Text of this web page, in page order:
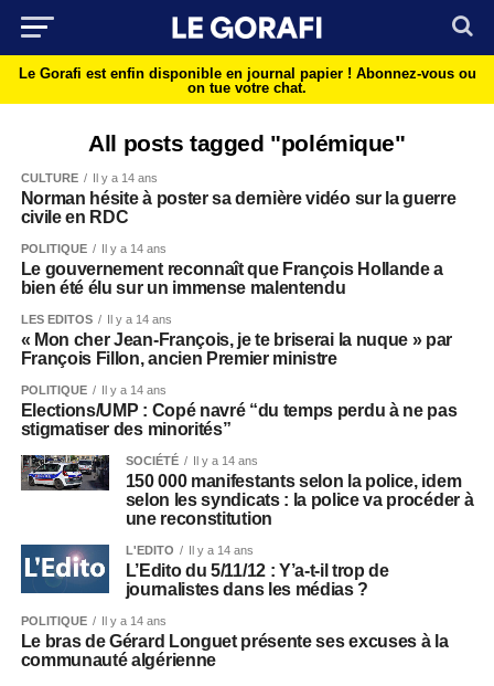
Le Gorafi est enfin disponible en journal papier ! Abonnez-vous ou
on tue votre chat.
All posts tagged "polémique"
CULTURE Il y a 14 ans
Norman hésite à poster sa dernière vidéo sur la guerre
civile en RDC
POLITIQUE Il y a 14 ans
Le gouvernement reconnaît que François Hollande a
bien été élu sur un immense malentendu
LES EDITOS Il y a 14 ans
« Mon cher Jean-François, je te briserai la nuque » par
François Fillon, ancien Premier ministre
POLITIQUE Il y a 14 ans
Elections/UMP : Copé navré “du temps perdu à ne pas
stigmatiser des minorités”
SOCIÉTÉ Il y a 14 ans
150 000 manifestants selon la police, idem
selon les syndicats : la police va procéder à
une reconstitution
L'EDITO Il y a 14 ans
L’Edito du 5/11/12 : Y’a-t-il trop de
journalistes dans les médias ?
POLITIQUE Il y a 14 ans
Le bras de Gérard Longuet présente ses excuses à la
communauté algérienne